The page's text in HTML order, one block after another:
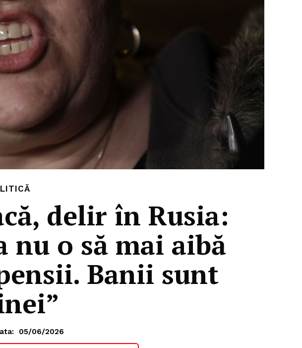
delir în Rusia:
nu o să mai aibă
Banii sunt
05/06/2026